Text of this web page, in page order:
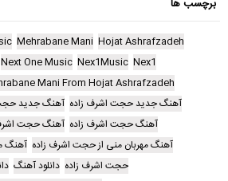
برچسب ها
Hojat Ashrafzadeh
Mehrabane Mani
Nex1
Nex1Music
Next One Music
Mani From Hojat Ashrafzadeh
آهنگ جدید حجت اشرف زاده آهنگ جدید حجت
آهنگ حجت اشرف زاده آهنگ حجت اشرف
آهنگ مهربان منی از حجت اشرف زاده آهنگ
حجت اشرف زاده دانلود آهنگ